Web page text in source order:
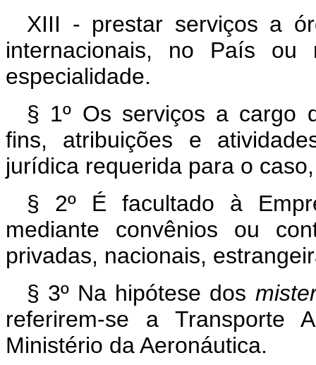
XIII - prestar serviços a
internacionais, no País
especialidade.
§ 1º Os serviços a cargo
fins, atribuições e
jurídica requerida para o
§ 2º É facultado à
mediante convênios ou
privadas, nacionais,
§ 3º Na hipótese dos
referirem-se a Transporte
Ministério da Aeronáutica.